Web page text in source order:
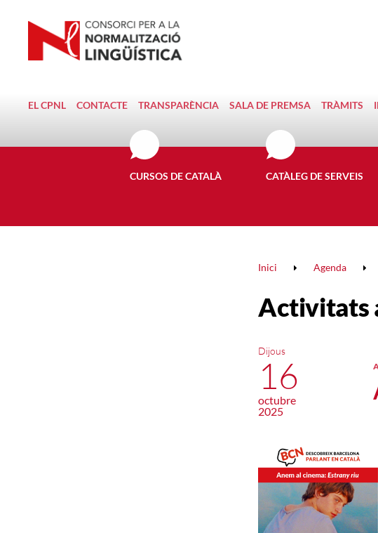
EL CPNL CONTACTE TRANSPARÈNCIA SALA DE PREMSA TRÀMITS
CURSOS DE CATALÀ CATÀLEG DE SERVEIS
Inici Agenda
Activitats
Dijous
16
octubre
2025